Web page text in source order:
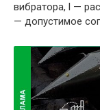
вибратора,
—
— допустимое